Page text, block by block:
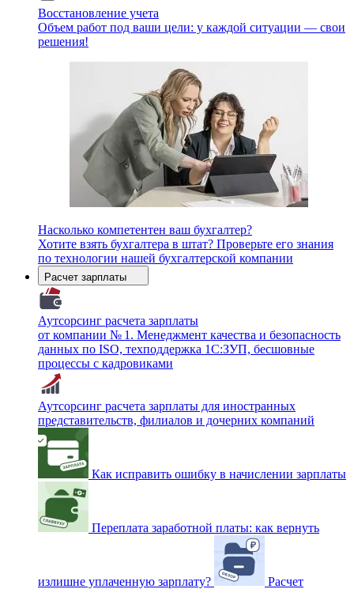
Восстановление учета
Объем работ под ваши цели: у каждой ситуации — свои
решения!
Насколько компетентен ваш бухгалтер?
Хотите взять бухгалтера в штат? Проверьте его знания
по технологии нашей бухгалтерской компании
Расчет зарплаты
Аутсорсинг расчета зарплаты
от компании № 1. Менеджмент качества и безопасность
данных по ISO, техподдержка 1С:ЗУП, бесшовные
процессы с кадровиками
Аутсорсинг расчета зарплаты для иностранных
представительств, филиалов и дочерних компаний
Как исправить ошибку в начислении зарплаты
Переплата заработной платы: как вернуть
излишне уплаченную зарплату? Расчет